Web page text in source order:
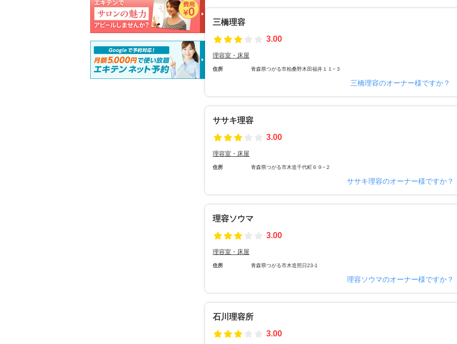
三橋理容
3.00
理容室・床屋
住所 青森県つがる市柏桑野木田福井１１−３
三橋理容のオーナー様ですか？
ササキ理容
3.00
理容室・床屋
住所 青森県つがる市木造千代町６９−２
ササキ理容のオーナー様ですか？
理容ソウマ
3.00
理容室・床屋
住所 青森県つがる市木造照日23-1
理容ソウマのオーナー様ですか？
石川理容所
3.00